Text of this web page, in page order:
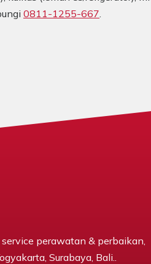
0811-1255-667.
perawatan & perbaikan,
Surabaya, Bali..